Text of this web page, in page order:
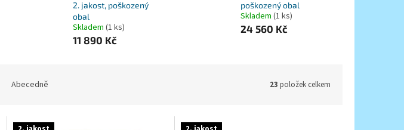
2. jakost, poškozený
obal
Skladem (1 ks)
11 890 Kč
poškozený obal
Skladem (1 ks)
24 560 Kč
Abecedně 23 položek celkem